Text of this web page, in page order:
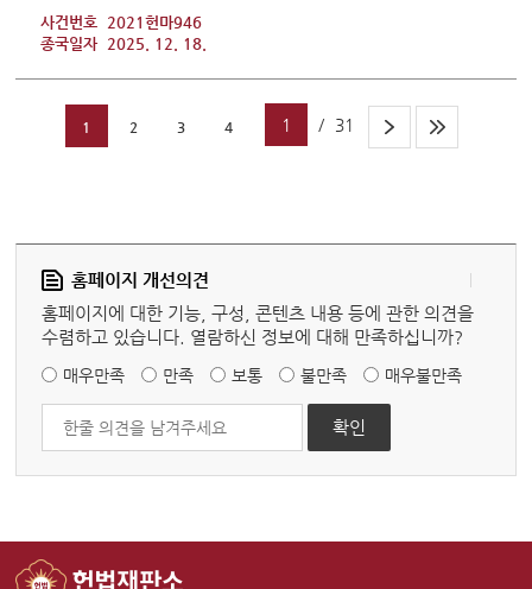
사건번호 2021헌마946
종국일자 2025. 12. 18.
1 2 3 4 1 / 31
홈페이지 개선의견
홈페이지에 대한 기능, 구성, 콘텐츠 내용 등에 관한 의견을
수렴하고 있습니다. 열람하신 정보에 대해 만족하십니까?
매우만족 만족 보통 불만족 매우불만족